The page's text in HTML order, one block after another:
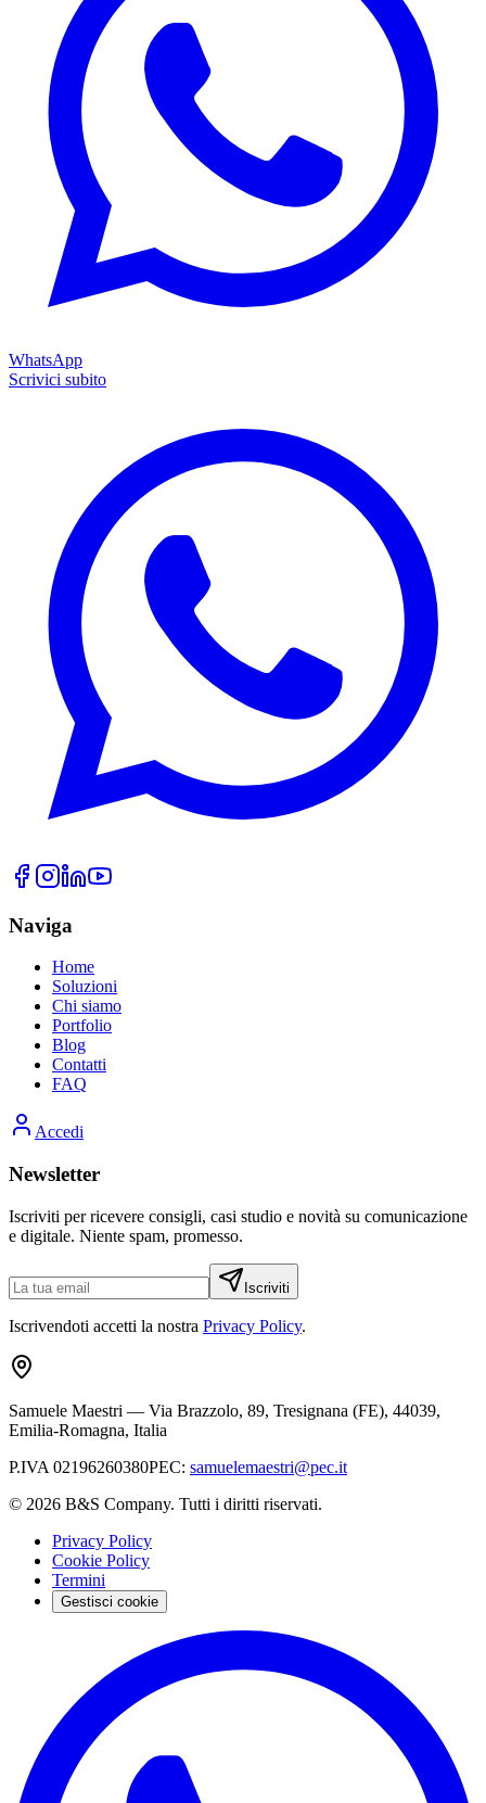
WhatsApp
Scrivici subito
Naviga
Home
Soluzioni
Chi siamo
Portfolio
Blog
Contatti
FAQ
Accedi
Newsletter
Iscriviti per ricevere consigli, casi studio e novità su comunicazione
e digitale. Niente spam, promesso.
Iscriviti
Iscrivendoti accetti la nostra Privacy Policy.
Samuele Maestri — Via Brazzolo, 89, Tresignana (FE), 44039,
Emilia-Romagna, Italia
P.IVA 02196260380PEC: samuelemaestri@pec.it
© 2026 B&S Company. Tutti i diritti riservati.
Privacy Policy
Cookie Policy
Termini
Gestisci cookie